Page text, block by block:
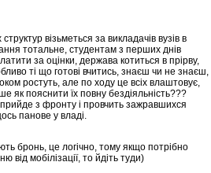
візьметься за викладачів вузів в
тотальне, студентам з перших днів
за оцінки, держава котиться в прірву,
ті що готові вчитись, знаєш чи не знаєш,
ростуть, але по ходу це всіх влаштовує,
як пояснити їх повну бездіяльність???
з фронту і провчить зажравшихся
панове у владі.
бронь, це логічно, тому якщо потрібно
мобілізації, то йдіть туди)